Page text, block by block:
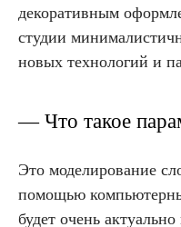
декоративным
студии
новых технологий и
— Что такое
Это моделирование
помощью
будет очень